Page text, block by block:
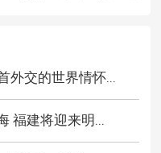
外交的世界情怀...
福建将迎来明...